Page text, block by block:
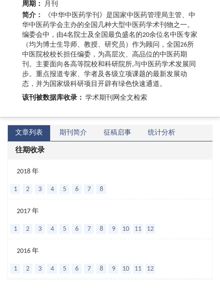
周期： 月刊
简介：
《中华中医药学刊》是国家中医药管理局主管、中
华中医药学会主办的全国几种大型中医药学术刊物之一。
编委会中，由4名院士及全国最负盛名的20余位名中医专家
（均为博士生导师、教授、研究员）作为顾问，全国26所
中医院校校长担任编委，为高层次、高品位的中医药期
刊。主要面向各高等院校和科研院所,与中医药学术发展同
步。重点报道专家、学者及各级立项课题的最新发展动
态，并为国家级科研项目开辟有绿色快速通道。
该刊被数据库收录： 学术期刊网全文检索
文章列表 期刊简介 征稿启事 统计分析
往期收录
2018 年
1 2 3 4 5 6 7 8
2017 年
1 2 3 4 5 6 7 8 9 10 11 12
2016 年
1 2 3 4 5 6 7 8 9 10 11 12
授“调